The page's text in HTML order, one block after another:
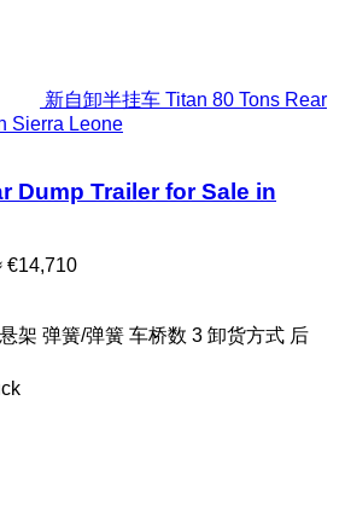
新自卸半挂车 Titan 80 Tons Rear
Sierra Leone
Dump Trailer for Sale in
€14,710
悬架 弹簧/弹簧 车桥数 3 卸货方式 后